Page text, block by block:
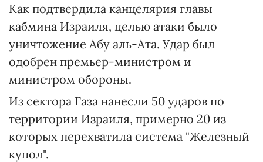
Как подтвердила канцелярия главы
кабмина Израиля, целью атаки было
уничтожение Абу аль-Ата. Удар был
одобрен премьер-министром и
министром обороны.
Из сектора Газа нанесли 50 ударов по
территории Израиля, примерно 20 из
которых перехватила система "Железный
купол".